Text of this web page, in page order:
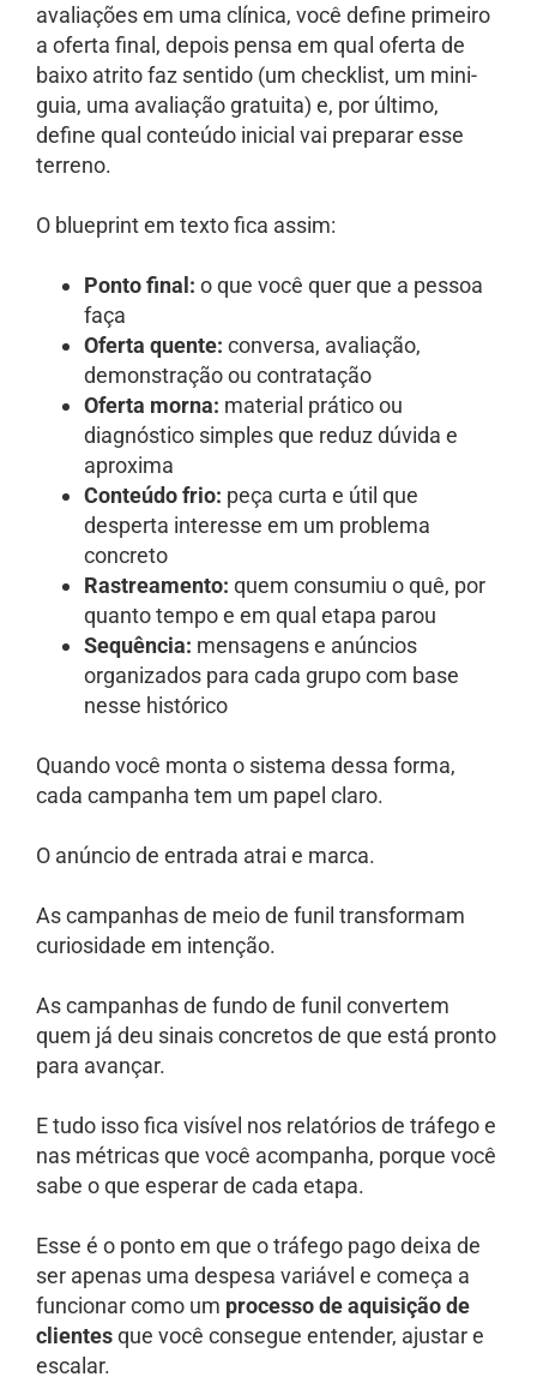
avaliações em uma clínica, você define primeiro
a oferta final, depois pensa em qual oferta de
baixo atrito faz sentido (um checklist, um mini-
guia, uma avaliação gratuita) e, por último,
define qual conteúdo inicial vai preparar esse
terreno.
O blueprint em texto fica assim:
Ponto final: o que você quer que a pessoa
faça
Oferta quente: conversa, avaliação,
demonstração ou contratação
Oferta morna: material prático ou
diagnóstico simples que reduz dúvida e
aproxima
Conteúdo frio: peça curta e útil que
desperta interesse em um problema
concreto
Rastreamento: quem consumiu o quê, por
quanto tempo e em qual etapa parou
Sequência: mensagens e anúncios
organizados para cada grupo com base
nesse histórico
Quando você monta o sistema dessa forma,
cada campanha tem um papel claro.
O anúncio de entrada atrai e marca.
As campanhas de meio de funil transformam
curiosidade em intenção.
As campanhas de fundo de funil convertem
quem já deu sinais concretos de que está pronto
para avançar.
E tudo isso fica visível nos relatórios de tráfego e
nas métricas que você acompanha, porque você
sabe o que esperar de cada etapa.
Esse é o ponto em que o tráfego pago deixa de
ser apenas uma despesa variável e começa a
funcionar como um processo de aquisição de
clientesque você consegue entender, ajustar e
escalar.